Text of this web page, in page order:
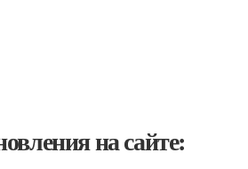
на сайте: